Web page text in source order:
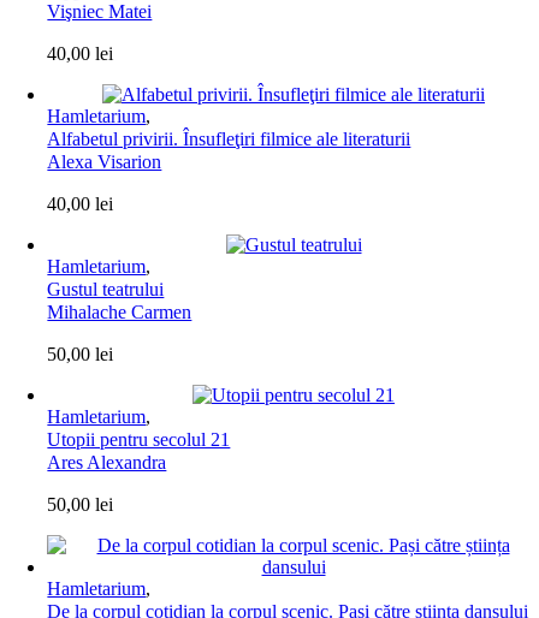
Vişniec Matei
40,00lei
Hamletarium,
Alfabetul privirii. Însufleţiri filmice ale literaturii
Alexa Visarion
40,00lei
Hamletarium,
Gustul teatrului
Mihalache Carmen
50,00lei
Hamletarium,
Utopii pentru secolul 21
Ares Alexandra
50,00lei
Hamletarium,
De la corpul cotidian la corpul scenic. Pași către știința dansului